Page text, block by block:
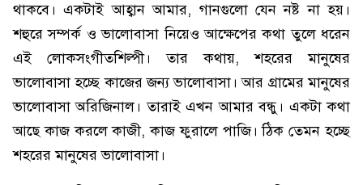
থাকবে। একটাই আহ্বান আমার, গানগুলো যেন নষ্ট না হয়।
শহুরে সম্পর্ক ও ভালোবাসা নিয়েও আক্ষেপের কথা তুলে ধরেন
এই লোকসংগীতশিল্পী। তার কথায়, শহরের মানুষের
ভালোবাসা হচ্ছে কাজের জন্য ভালোবাসা। আর গ্রামের মানুষের
ভালোবাসা অরিজিনাল। তারাই এখন আমার বন্ধু। একটা কথা
আছে কাজ করলে কাজী, কাজ ফুরালে পাজি। ঠিক তেমন হচ্ছে
শহরের মানুষের ভালোবাসা।